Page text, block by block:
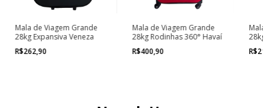
Mala de Viagem Grande
28kg Expansiva Veneza
R$262,90
Mala de Viagem Grande
28kg Rodinhas 360° Havaí
R$400,90
Mala
28kg